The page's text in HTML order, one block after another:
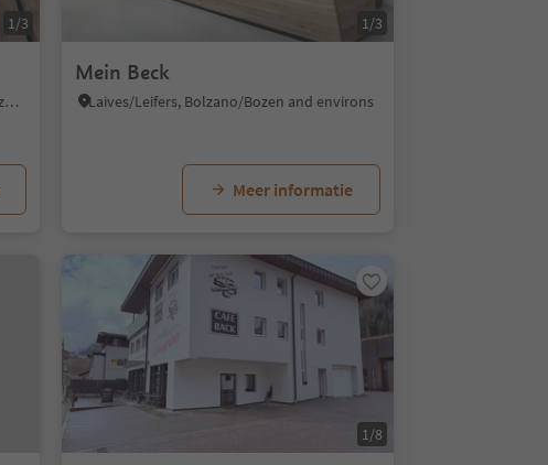
1/3
Collalbo/Klobenstein, Ritten/Renon, Bolzano/Bozen and environs
1/3
Mein Beck
Laives/Leifers, Bolzano/Bozen and environs
Meer informatie
1/8